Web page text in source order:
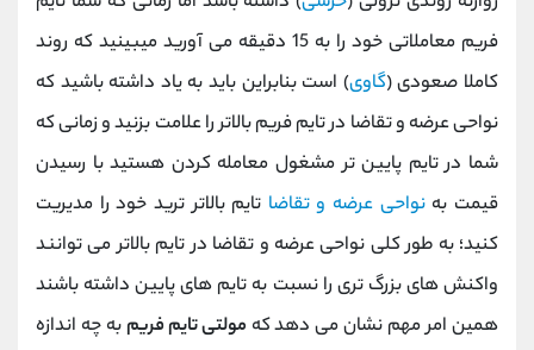
فریم معاملاتی خود را به 15 دقیقه می آورید میبینید که روند
کاملا صعودی (گاوی) است بنابراین باید به یاد داشته باشید که
نواحی عرضه و تقاضا در تایم فریم بالاتر را علامت بزنید و زمانی که
شما در تایم پایین تر مشغول معامله کردن هستید با رسیدن
قیمت بهنواحی عرضه و تقاضا تایم بالاتر ترید خود را مدیریت
کنید؛ به طور کلی نواحی عرضه و تقاضا در تایم بالاتر می توانند
واکنش های بزرگ تری را نسبت به تایم های پایین داشته باشند
همین امر مهم نشان می دهد که مولتی تایم فریمبه چه اندازه